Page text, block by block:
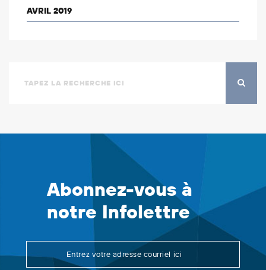
AVRIL 2019
Abonnez-vous à
notre Infolettre